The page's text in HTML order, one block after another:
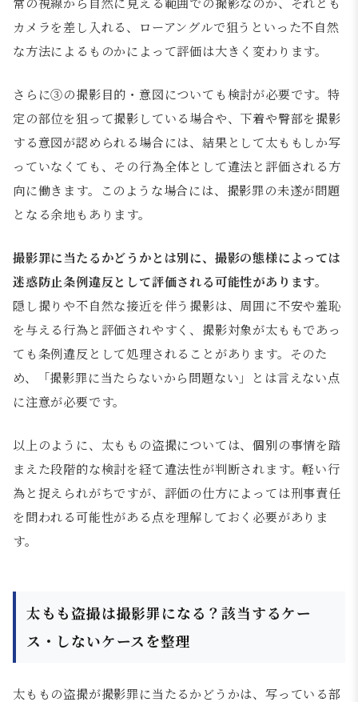
カメラを差し入れる、ローアングルで狙うといった不自然
な方法によるものかによって評価は大きく変わります。
さらに③の撮影目的・意図についても検討が必要です。特
定の部位を狙って撮影している場合や、下着や臀部を撮影
する意図が認められる場合には、結果として太ももしか写
っていなくても、その行為全体として違法と評価される方
向に働きます。このような場合には、撮影罪の未遂が問題
となる余地もあります。
撮影罪に当たるかどうかとは別に、撮影の態様によっては
迷惑防止条例違反として評価される可能性があります。
隠し撮りや不自然な接近を伴う撮影は、周囲に不安や羞恥
を与える行為と評価されやすく、撮影対象が太ももであっ
ても条例違反として処理されることがあります。そのた
め、「撮影罪に当たらないから問題ない」とは言えない点
に注意が必要です。
以上のように、太ももの盗撮については、個別の事情を踏
まえた段階的な検討を経て違法性が判断されます。軽い行
為と捉えられがちですが、評価の仕方によっては刑事責任
を問われる可能性がある点を理解しておく必要がありま
す。
太もも盗撮は撮影罪になる？該当するケー
ス・しないケースを整理
太ももの盗撮が撮影罪に当たるかどうかは、写っている部